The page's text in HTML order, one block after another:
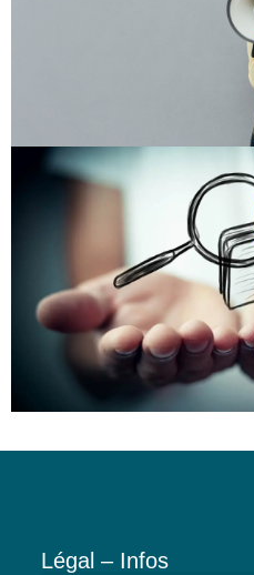
Légal – Infos